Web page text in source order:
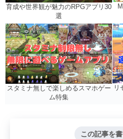
育成や世界観が魅力のRPGアプリ30
選
スタミナ無しで楽しめるスマホゲー
ム特集
リ
この記事を